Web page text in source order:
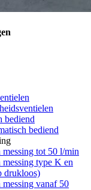
bediend
bediend
tot 50 l/min
type K en
drukloos)
vanaf 50